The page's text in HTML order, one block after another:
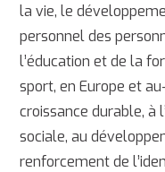
la vie, le
personnel des
l’éducation et de la
sport, en Europe et
croissance durable, à
sociale, au
renforcement de